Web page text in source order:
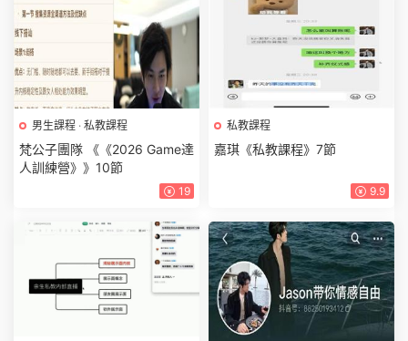
男生課程 · 私教課程
梵公子團隊 《《2026 Game達
人訓練營》》10節
19
私教課程
嘉琪《私教課程》7節
9.9